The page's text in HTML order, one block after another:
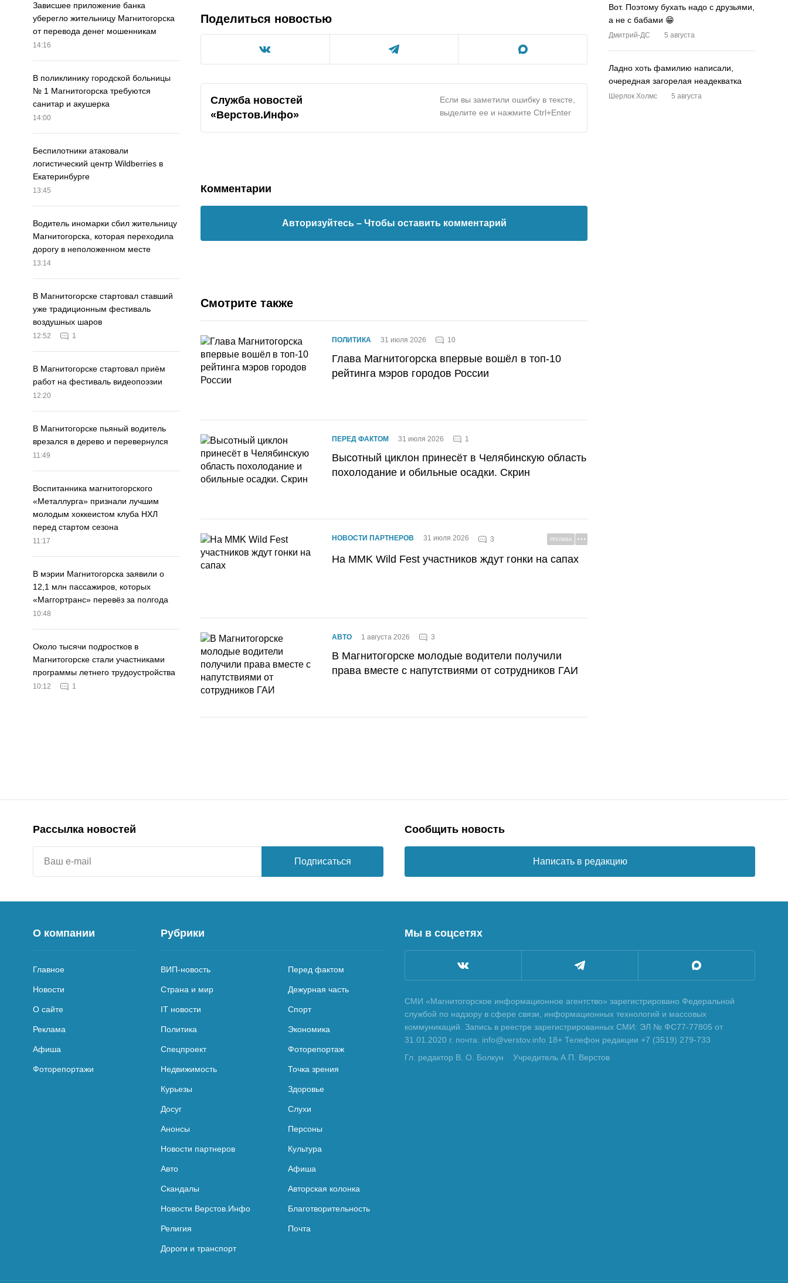
Зависшее приложение банка
уберегло жительницу Магнитогорска
от перевода денег мошенникам
14:16
В поликлинику городской больницы
№ 1 Магнитогорска требуются
санитар и акушерка
14:00
Беспилотники атаковали
логистический центр Wildberries в
Екатеринбурге
13:45
Водитель иномарки сбил жительницу
Магнитогорска, которая переходила
дорогу в неположенном месте
13:14
В Магнитогорске стартовал ставший
уже традиционным фестиваль
воздушных шаров
12:52 1
В Магнитогорске стартовал приём
работ на фестиваль видеопоэзии
12:20
В Магнитогорске пьяный водитель
врезался в дерево и перевернулся
11:49
Воспитанника магнитогорского
«Металлурга» признали лучшим
молодым хоккеистом клуба НХЛ
перед стартом сезона
11:17
В мэрии Магнитогорска заявили о
12,1 млн пассажиров, которых
«Маггортранс» перевёз за полгода
10:48
Около тысячи подростков в
Магнитогорске стали участниками
программы летнего трудоустройства
10:12 1
Поделиться новостью
Служба новостей
«Верстов.Инфо»
Если вы заметили ошибку в тексте,
выделите ее и нажмите Ctrl+Enter
Комментарии
Авторизуйтесь – Чтобы оставить комментарий
Смотрите также
ПОЛИТИКА 31 июля 2026 10
Глава Магнитогорска впервые вошёл в топ-10
рейтинга мэров городов России
ПЕРЕД ФАКТОМ 31 июля 2026 1
Высотный циклон принесёт в Челябинскую область
похолодание и обильные осадки. Скрин
НОВОСТИ ПАРТНЕРОВ 31 июля 2026 3 РЕКЛАМА
На MMK Wild Fest участников ждут гонки на сапах
АВТО 1 августа 2026 3
В Магнитогорске молодые водители получили
права вместе с напутствиями от сотрудников ГАИ
Вот. Поэтому бухать надо с друзьями,
а не с бабами 😁
Дмитрий-ДС 5 августа
Ладно хоть фамилию написали,
очередная загорелая неадекватка
Шерлок Холмс 5 августа
Рассылка новостей
Подписаться
Сообщить новость
Написать в редакцию
О компании
Главное
Новости
О сайте
Реклама
Афиша
Фоторепортажи
Рубрики
ВИП-новость Перед фактом
Страна и мир Дежурная часть
IT новости Спорт
Политика Экономика
Спецпроект Фоторепортаж
Недвижимость Точка зрения
Курьезы Здоровье
Досуг Слухи
Анонсы Персоны
Новости партнеров Культура
Авто Афиша
Скандалы Авторская колонка
Новости Верстов.Инфо Благотворительность
Религия Почта
Дороги и транспорт
Мы в соцсетях
СМИ «Магнитогорское информационное агентство» зарегистрировано Федеральной
службой по надзору в сфере связи, информационных технологий и массовых
коммуникаций. Запись в реестре зарегистрированных СМИ: ЭЛ № ФС77-77805 от
31.01.2020 г. почта: info@verstov.info 18+ Телефон редакции +7 (3519) 279-733
Гл. редактор В. О. Болкун
Учредитель А.П. Верстов